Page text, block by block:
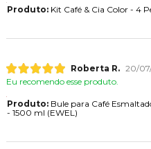
Produto:Kit Café & Cia Color - 4
Roberta R. 20/
Eu recomendo esse produto.
Produto:Bule para Café
- 1500 ml (EWEL)